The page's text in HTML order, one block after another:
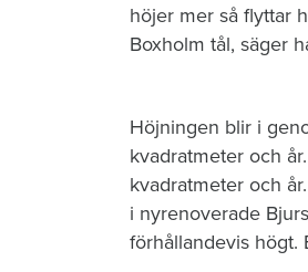
höjer mer så flyttar
Boxholm tål, säger
Höjningen blir i
kvadratmeter och
kvadratmeter och
i nyrenoverade
förhållandevis högt.